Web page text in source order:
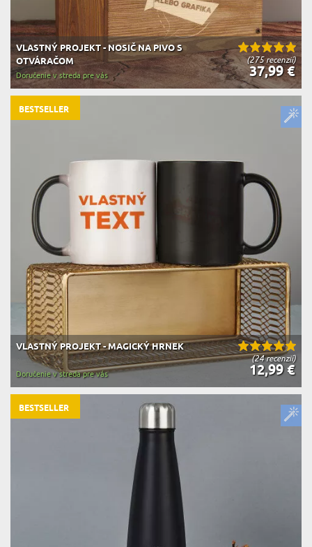
(275 recenzií)
VLASTNÝ PROJEKT - NOSIČ NA PIVO S
OTVÁRAČOM
37,99 €
Doručenie v streda pre vás
(24 recenzií)
VLASTNÝ PROJEKT - MAGICKÝ HRNEK
12,99 €
Doručenie v streda pre vás
BESTSELLER
BESTSELLER